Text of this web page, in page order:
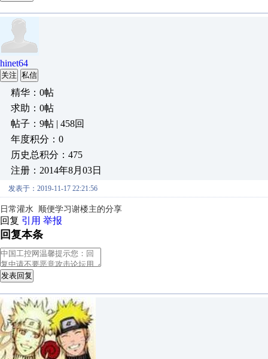
hinet64
关注 私信
精华：0帖
求助：0帖
帖子：9帖 | 458回
年度积分：0
历史总积分：475
注册：2014年8月03日
发表于：2019-11-17 22:21:56
日常灌水 顺便学习 谢楼主的分享
回复 引用 举报
回复本条
发表回复